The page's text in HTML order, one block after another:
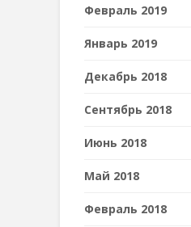
Февраль 2019
Январь 2019
Декабрь 2018
Сентябрь 2018
Июнь 2018
Май 2018
Февраль 2018